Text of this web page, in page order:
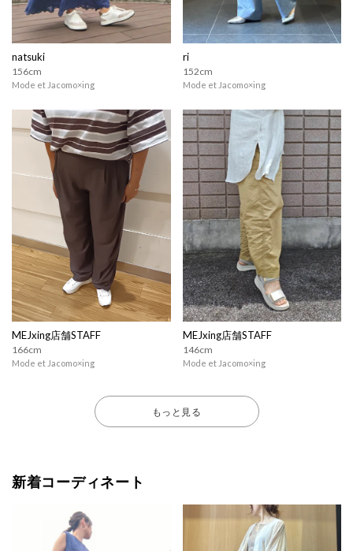
natsuki
156cm
Mode et Jacomo×ing
ri
152cm
Mode et Jacomo×ing
MEJxing店舗STAFF
166cm
Mode et Jacomo×ing
MEJxing店舗STAFF
146cm
Mode et Jacomo×ing
もっと見る
新着コーディネート